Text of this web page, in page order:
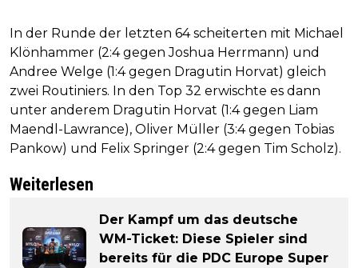
In der Runde der letzten 64 scheiterten mit Michael
Klönhammer (2:4 gegen Joshua Herrmann) und
Andree Welge (1:4 gegen Dragutin Horvat) gleich
zwei Routiniers. In den Top 32 erwischte es dann
unter anderem Dragutin Horvat (1:4 gegen Liam
Maendl-Lawrance), Oliver Müller (3:4 gegen Tobias
Pankow) und Felix Springer (2:4 gegen Tim Scholz).
Weiterlesen
Der Kampf um das deutsche
WM-Ticket: Diese Spieler sind
bereits für die PDC Europe Super